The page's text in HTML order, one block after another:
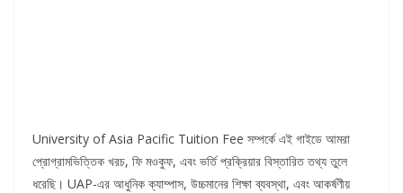
University of Asia Pacific Tuition Fee সম্পর্কে এই গাইডে আমরা
প্রোগ্রামভিত্তিক খরচ, ফি মওকুফ, এবং ভর্তি প্রক্রিয়ার বিস্তারিত তথ্য তুলে
ধরেছি। UAP-এর আধুনিক ক্যাম্পাস, উচ্চমানের শিক্ষা ব্যবস্থা, এবং আকর্ষণীয়